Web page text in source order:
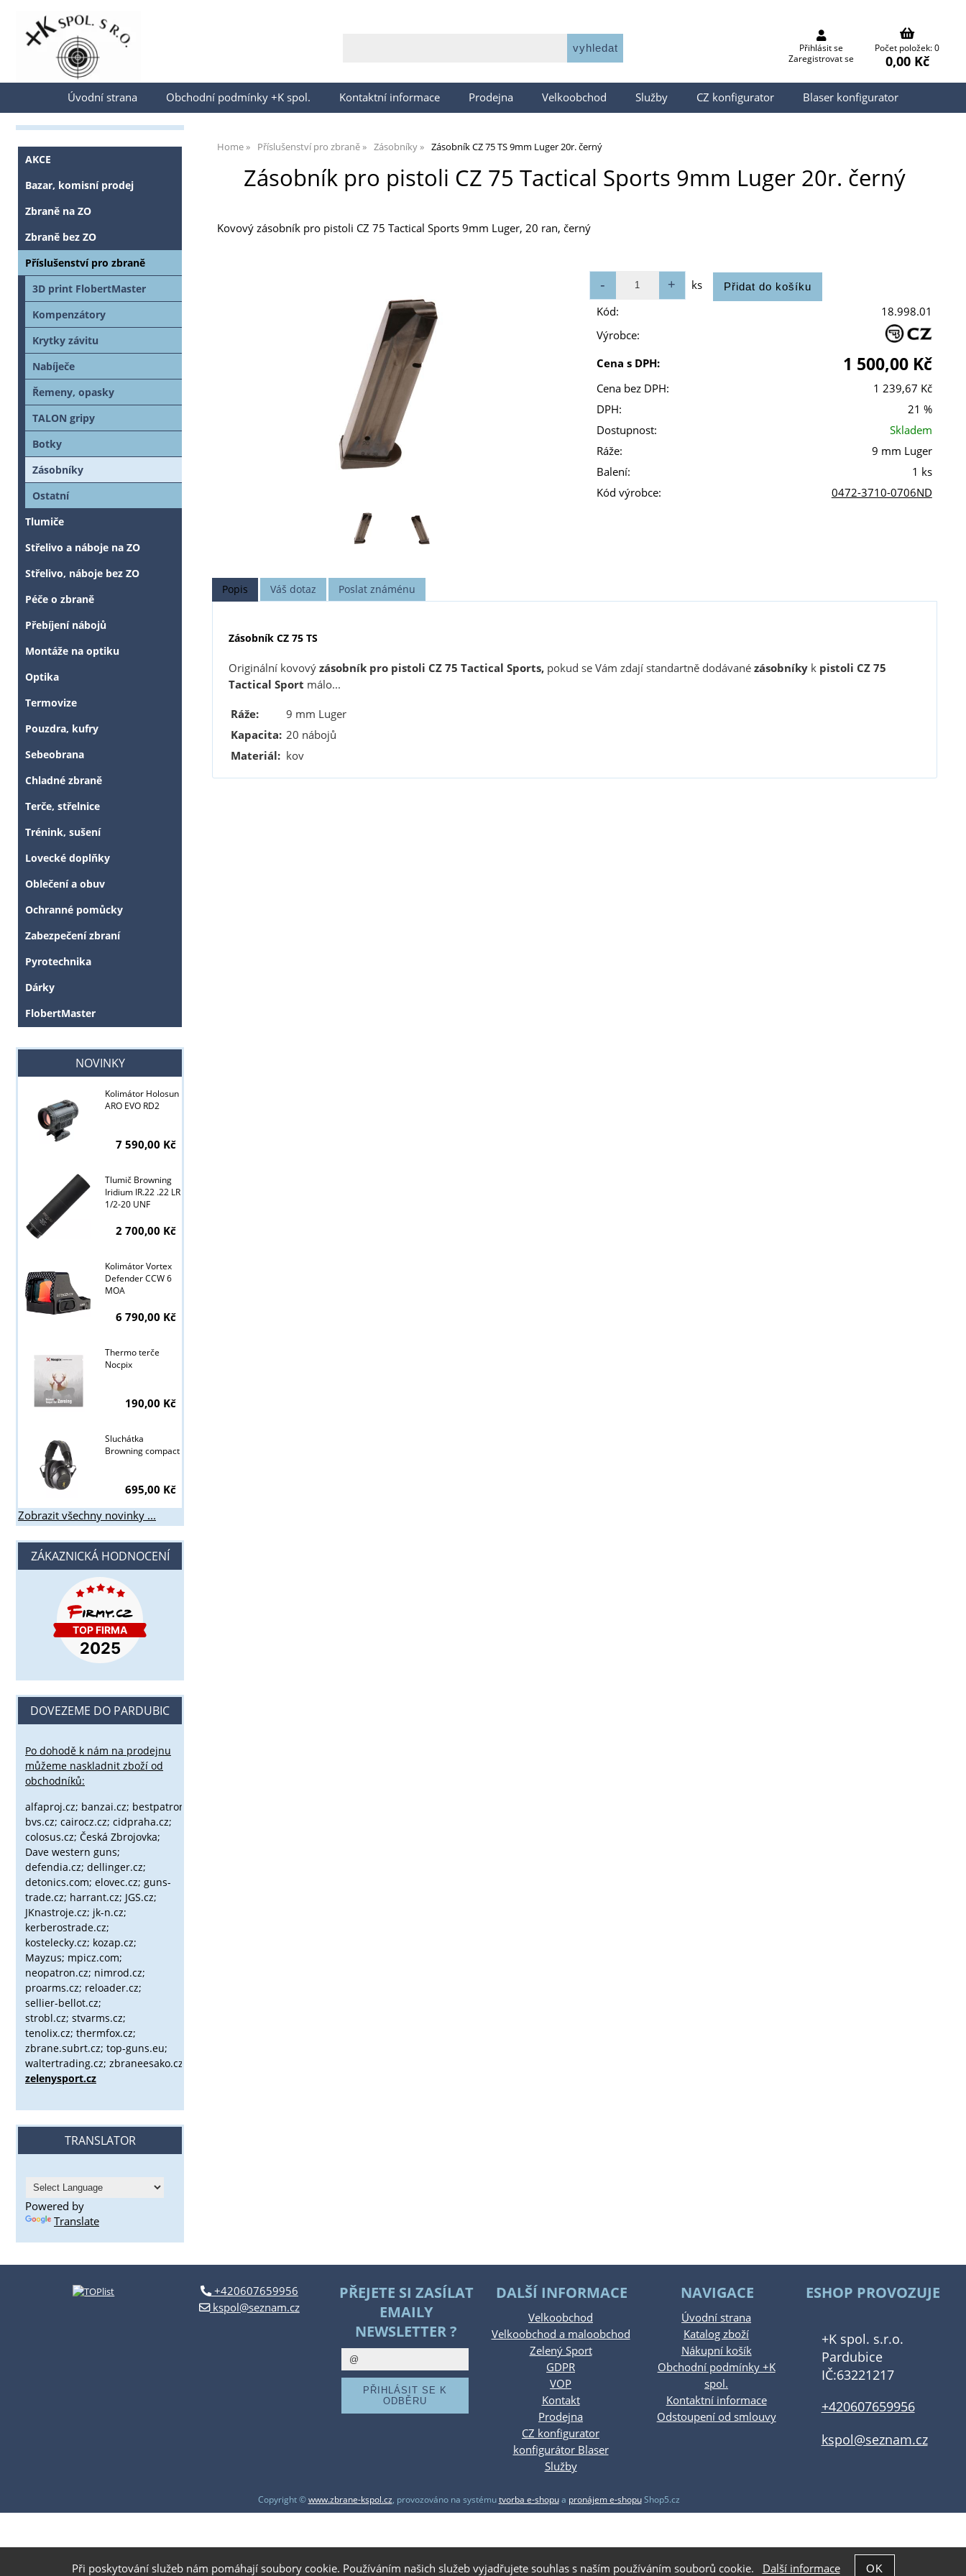
Přihlásit se
Přihlásit se
Zaregistrovat se
Počet položek: 0
0,00 Kč
Úvodní strana Obchodní podmínky +K spol. Kontaktní informace Prodejna Velkoobchod Služby CZ konfigurator Blaser konfigurator
Home Příslušenství pro zbraně Zásobníky Zásobník CZ 75 TS 9mm Luger 20r. černý
Zásobník pro pistoli CZ 75 Tactical Sports 9mm Luger 20r. černý
Kovový zásobník pro pistoli CZ 75 Tactical Sports 9mm Luger, 20 ran, černý
ks
Kód:
18.998.01
Výrobce:
Cena s DPH:
1 500,00 Kč
Cena bez DPH:
1 239,67 Kč
DPH:
21 %
Dostupnost:
Skladem
Ráže:
9 mm Luger
Balení:
1 ks
Kód výrobce:
0472-3710-0706ND
Popis Váš dotaz Poslat známénu
Zásobník CZ 75 TS
Originální kovovýzásobník pro pistoli CZ 75 Tactical Sports, pokud se Vám zdají standartně dodávanézásobníkykpistoli CZ 75
Tactical Sport málo...
Ráže:
9 mm Luger
Kapacita: 20 nábojů
Materiál: kov
AKCE
Bazar, komisní prodej
Zbraně na ZO
Zbraně bez ZO
Příslušenství pro zbraně
3D print FlobertMaster
Kompenzátory
Krytky závitu
Nabíječe
Řemeny, opasky
TALON gripy
Botky
Zásobníky
Ostatní
Tlumiče
Střelivo a náboje na ZO
Střelivo, náboje bez ZO
Péče o zbraně
Přebíjení nábojů
Montáže na optiku
Optika
Termovize
Pouzdra, kufry
Sebeobrana
Chladné zbraně
Terče, střelnice
Trénink, sušení
Lovecké doplňky
Oblečení a obuv
Ochranné pomůcky
Zabezpečení zbraní
Pyrotechnika
Dárky
FlobertMaster
NOVINKY
Kolimátor Holosun
ARO EVO RD2
7 590,00 Kč
Tlumič Browning
Iridium IR.22 .22 LR
1/2-20 UNF
2 700,00 Kč
Kolimátor Vortex
Defender CCW 6
MOA
6 790,00 Kč
Thermo terče
Nocpix
190,00 Kč
Sluchátka
Browning compact
695,00 Kč
Zobrazit všechny novinky ...
ZÁKAZNICKÁ HODNOCENÍ
DOVEZEME DO PARDUBIC
Po dohodě k nám na prodejnu
můžeme naskladnit zboží od
obchodníků:
alfaproj.cz; banzai.cz; bestpatron.eu;
bvs.cz; cairocz.cz; cidpraha.cz;
colosus.cz; Česká Zbrojovka;
Dave western guns;
defendia.cz; dellinger.cz;
detonics.com; elovec.cz; guns-
trade.cz; harrant.cz; JGS.cz;
JKnastroje.cz; jk-n.cz;
kerberostrade.cz;
kostelecky.cz; kozap.cz;
Mayzus; mpicz.com;
neopatron.cz; nimrod.cz;
proarms.cz; reloader.cz;
sellier-bellot.cz;
strobl.cz; stvarms.cz;
tenolix.cz; thermfox.cz;
zbrane.subrt.cz; top-guns.eu;
waltertrading.cz; zbraneesako.cz;
zelenysport.cz
TRANSLATOR
Powered by
Translate
+420607659956
kspol@seznam.cz
PŘEJETE SI ZASÍLAT
EMAILY
NEWSLETTER ?
DALŠÍ INFORMACE
Velkoobchod
Velkoobchod a maloobchod
Zelený Sport
GDPR
VOP
Kontakt
Prodejna
CZ konfigurator
konfigurátor Blaser
Služby
NAVIGACE
Úvodní strana
Katalog zboží
Nákupní košík
Obchodní podmínky +K
spol.
Kontaktní informace
Odstoupení od smlouvy
ESHOP PROVOZUJE
+K spol. s.r.o.
Pardubice
IČ:63221217
+420607659956
kspol@seznam.cz
Copyright ©www.zbrane-kspol.cz, provozováno na systémutvorba e-shopua pronájem e-shopuShop5.cz
Při poskytování služeb nám pomáhají soubory cookie. Používáním našich služeb vyjadřujete souhlas s naším používáním souborů cookie. Další informace